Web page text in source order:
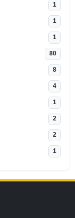
1
1
1
80
8
4
1
2
2
1